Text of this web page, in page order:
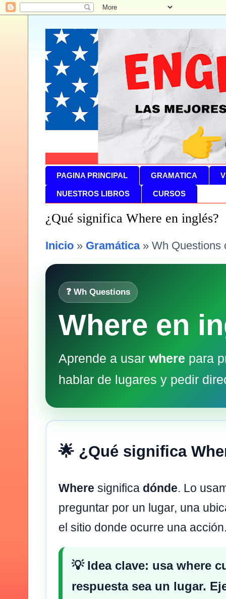
PAGINA PRINCIPAL GRAMATICA
NUESTROS LIBROS CURSOS
¿Qué significa Where en inglés?
Inicio » Gramática» Wh Questions
❓ Wh Questions
Where en
Aprende a usar where para
hablar de lugares y pedir
🌟 ¿Qué significa
Where significa dónde. Lo
preguntar por un lugar, una
el sitio donde ocurre una
💡 Idea clave: usa where
respuesta sea un lugar.